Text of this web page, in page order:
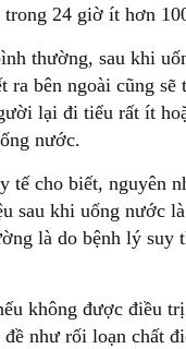
24 giờ ít hơn
thường, sau khi
ra bên ngoài cũng sẽ
lại đi tiểu rất ít
nước.
tế cho biết, nguyên
sau khi uống nước
là do bệnh lý suy
không được điều
đề như rối loạn chất